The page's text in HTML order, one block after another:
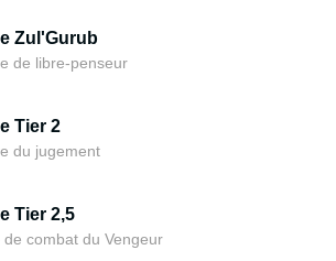
Zul'Gurub
de libre-penseur
Tier 2
du jugement
Tier 2,5
de combat du Vengeur